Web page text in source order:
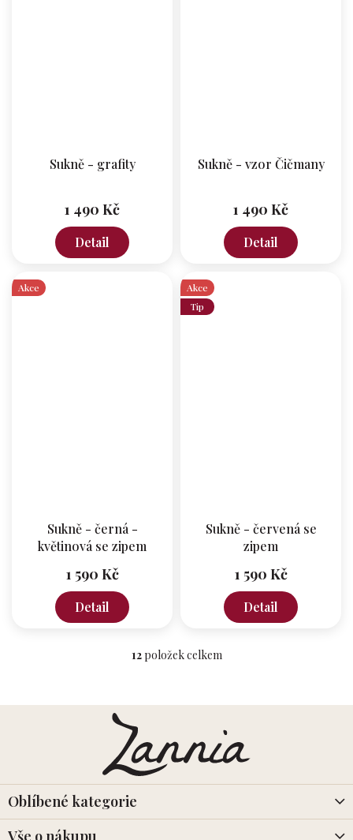
Sukně - grafity
1 490 Kč
Detail
Sukně - vzor Čičmany
1 490 Kč
Detail
Akce
Sukně - černá -
květinová se zipem
1 590 Kč
Detail
Akce
Tip
Sukně - červená se
zipem
1 590 Kč
Detail
O
á
c
í
p
k
12položek celkem
t
Oblíbené kategorie
Vše o nákupu